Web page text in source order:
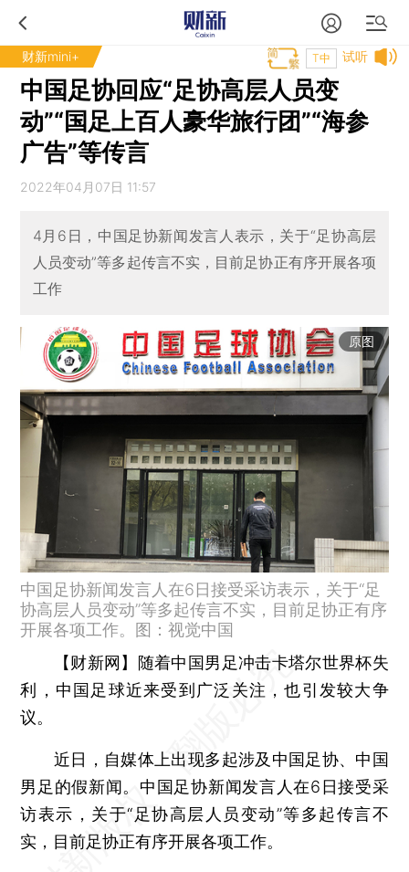
财新mini+ 试听
T中
中国足协回应“足协高层人员变
动”“国足上百人豪华旅行团”“海参
广告”等传言
2022年04月07日 11:57
4月6日，中国足协新闻发言人表示，关于“足协高层
人员变动”等多起传言不实，目前足协正有序开展各项
工作
原图
中国足协新闻发言人在6日接受采访表示，关于“足
协高层人员变动”等多起传言不实，目前足协正有序
开展各项工作。图：视觉中国
【财新网】 随着中国男足冲击卡塔尔世界杯失
利，中国足球近来受到广泛关注，也引发较大争
议。
近日，自媒体上出现多起涉及中国足协、中国
男足的假新闻。中国足协新闻发言人在6日接受采
访表示，关于“足协高层人员变动”等多起传言不
实，目前足协正有序开展各项工作。